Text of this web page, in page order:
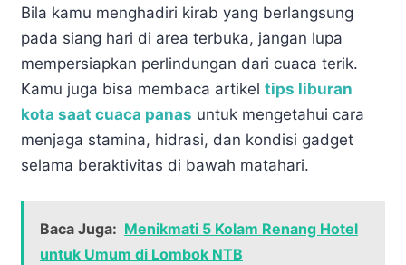
Bila kamu menghadiri kirab yang berlangsung
pada siang hari di area terbuka, jangan lupa
mempersiapkan perlindungan dari cuaca terik.
Kamu juga bisa membaca artikel tips liburan
kota saat cuaca panas untuk mengetahui cara
menjaga stamina, hidrasi, dan kondisi gadget
selama beraktivitas di bawah matahari.
Baca Juga: Menikmati 5 Kolam Renang Hotel
untuk Umum di Lombok NTB